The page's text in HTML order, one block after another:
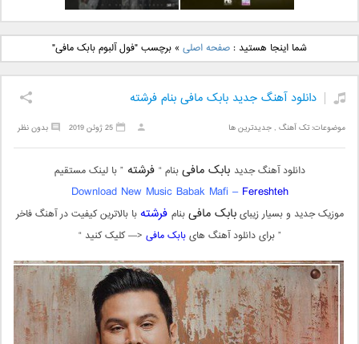
دانلود آهنگ جدید بهنام
بانی بنام قرص قمر 2
دانلود آهنگ جدید علی
یاسینی بنام دورترین نزدیک
شما اینجا هستید :صفحه اصلی »برچسب "فول آلبوم بابک مافی"
دانلود آهنگ جدید بابک مافی بنام فرشته
موضوعات:تک آهنگ ,جدیدترین ها بدون نظر 25 ژوئن 2019
دانلود آهنگ جدید بابک مافیبنام “ فرشته” با لینک مستقیم
Download New Music Babak Mafi – Fereshteh
موزیک جدید و بسیار زیبایبابک مافیبنام فرشتهبا بالاترین کیفیت در آهنگ فاخر
” برای دانلود آهنگ هایبابک مافی <— کلیک کنید “